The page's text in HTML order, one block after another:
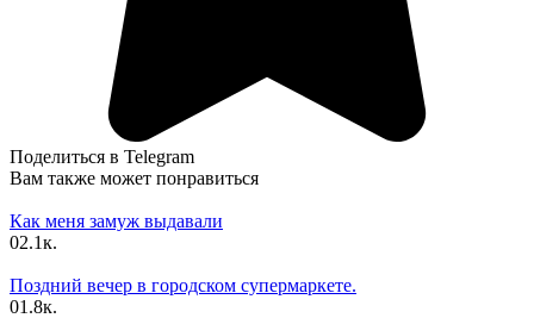
Поделиться в Telegram
Вам также может понравиться
Как меня замуж выдавали
02.1к.
Поздний вечер в городском супермаркете.
01.8к.